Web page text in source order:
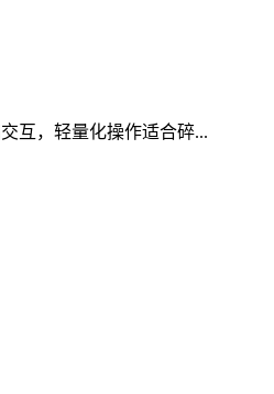
互，轻量化操作适合碎...